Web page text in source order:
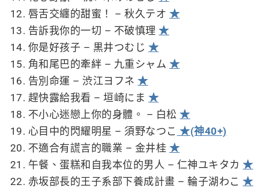
唇舌交纏的甜蜜！ – 秋久テオ ★
告訴我你的一切 – 不破慎理★
你是好孩子 – 黒井つむじ ★
角和尾巴的牽絆 – 九重シャム ★
告別命運 – 渋江ヨフネ★
趕快露給我看 – 垣崎にま ★
不小心迷戀上你的身體。 – 白松★
心目中的閃耀明星 – 須野なつこ ★(神40+)
不適合有謊言的職業 – 金井桂 ★
午餐、蛋糕和自我本位的男人 – 仁神ユキタカ★
赤坂部長的王子系部下養成計畫 – 輪子湖わこ★